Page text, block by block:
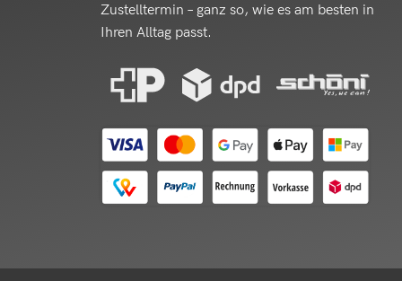
Zustelltermin – ganz so, wie es am besten in
Ihren Alltag passt.